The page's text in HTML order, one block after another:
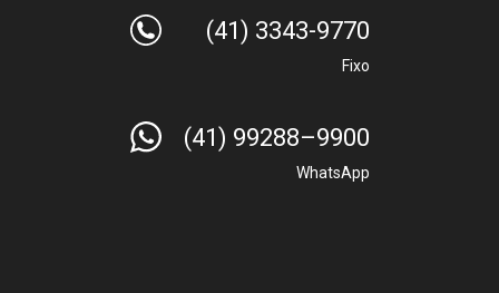
(41) 3343-9770
Fixo
(41) 99288–9900
WhatsApp